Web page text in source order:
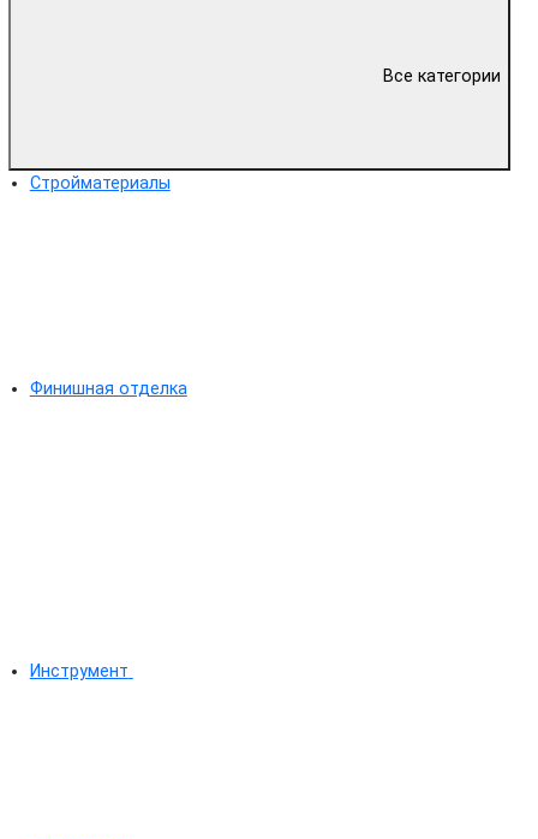
Все категории
Стройматериалы
Финишная отделка
Инструмент